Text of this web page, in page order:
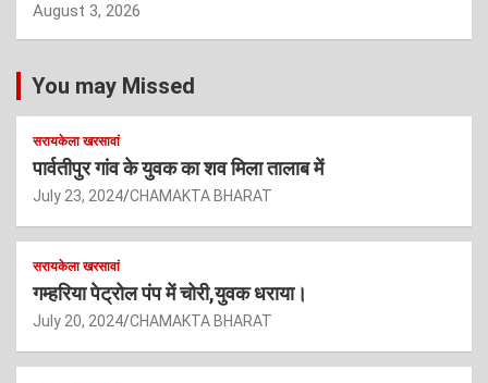
August 3, 2026
You may Missed
सरायकेला खरसावां
पार्वतीपुर गांव के युवक का शव मिला तालाब में
July 23, 2024 CHAMAKTA BHARAT
सरायकेला खरसावां
गम्हरिया पेट्रोल पंप में चोरी,युवक धराया।
July 20, 2024 CHAMAKTA BHARAT